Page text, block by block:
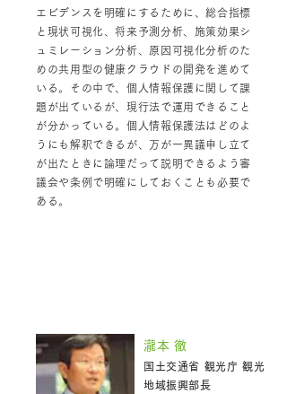
エビデンスを明確にするために、総合指標
と現状可視化、将来予測分析、施策効果シ
ュミレーション分析、原因可視化分析のた
めの共用型の健康クラウドの開発を進めて
いる。その中で、個人情報保護に関して課
題が出ているが、現行法で運用できること
が分かっている。個人情報保護法はどのよ
うにも解釈できるが、万が一異議申し立て
が出たときに論理だって説明できるよう審
議会や条例で明確にしておくことも必要で
ある。
瀧本 徹
国土交通省 観光庁 観光
地域振興部長